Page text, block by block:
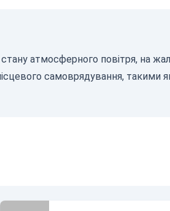
атмосферного повітря, на
самоврядування, такими